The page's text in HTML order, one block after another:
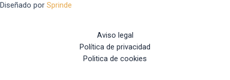
Diseñado por Sprinde
Aviso legal
Política de privacidad
Politica de cookies